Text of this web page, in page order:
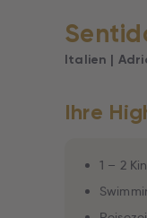
Italien |
Ihre
1 – 2